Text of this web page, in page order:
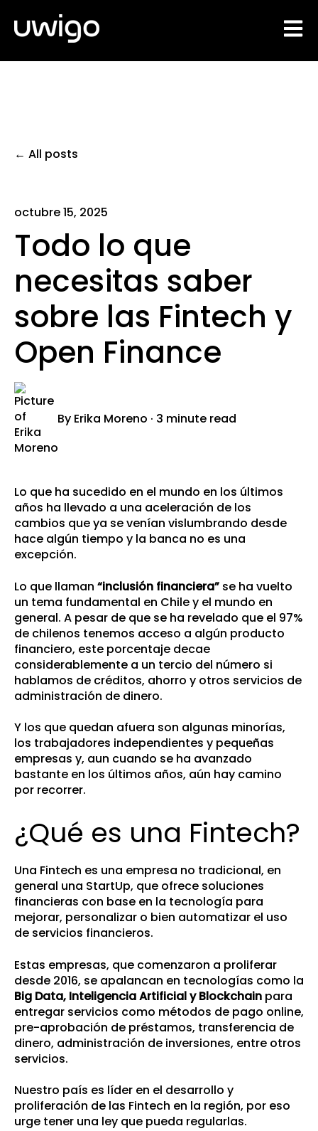
All posts
octubre 15, 2025
Todo lo que
necesitas saber
sobre las Fintech y
Open Finance
By Erika Moreno · 3 minute read
Lo que ha sucedido en el mundo en los últimos
años ha llevado a una aceleración de los
cambios que ya se venían vislumbrando desde
hace algún tiempo y la banca no es una
excepción.
Lo que llaman “inclusión financiera” se ha vuelto
un tema fundamental en Chile y el mundo en
general. A pesar de que se ha revelado que el 97%
de chilenos tenemos acceso a algún producto
financiero, este porcentaje decae
considerablemente a un tercio del número si
hablamos de créditos, ahorro y otros servicios de
administración de dinero.
Y los que quedan afuera son algunas minorías,
los trabajadores independientes y pequeñas
empresas y, aun cuando se ha avanzado
bastante en los últimos años, aún hay camino
por recorrer.
¿Qué es una Fintech?
Una Fintech es una empresa no tradicional, en
general una StartUp, que ofrece soluciones
financieras con base en la tecnología para
mejorar, personalizar o bien automatizar el uso
de servicios financieros.
Estas empresas, que comenzaron a proliferar
desde 2016, se apalancan en tecnologías como la
Big Data, Inteligencia Artificial y Blockchain para
entregar servicios como métodos de pago online,
pre-aprobación de préstamos, transferencia de
dinero, administración de inversiones, entre otros
servicios.
Nuestro país es líder en el desarrollo y
proliferación de las Fintech en la región, por eso
urge tener una ley que pueda regularlas.